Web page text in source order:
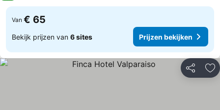
Van € 65
Bekijk prijzen van 6 sites Prijzen bekijken
Delen